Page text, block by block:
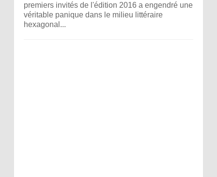
premiers invités de l'édition 2016 a engendré une
véritable panique dans le milieu littéraire
hexagonal...